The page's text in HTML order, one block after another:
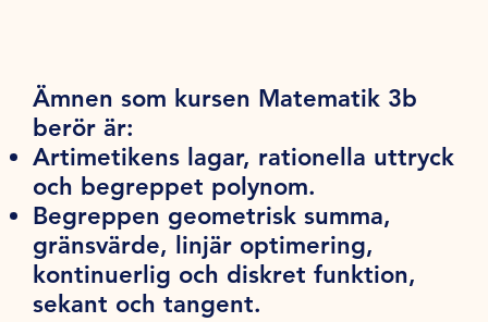
Ämnen som kursen Matematik 3b
berör är:
Artimetikens lagar, rationella uttryck
och begreppet polynom.
Begreppen geometrisk summa,
gränsvärde, linjär optimering,
kontinuerlig och diskret funktion,
sekant och tangent.